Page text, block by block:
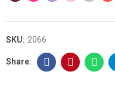
SKU: 2066